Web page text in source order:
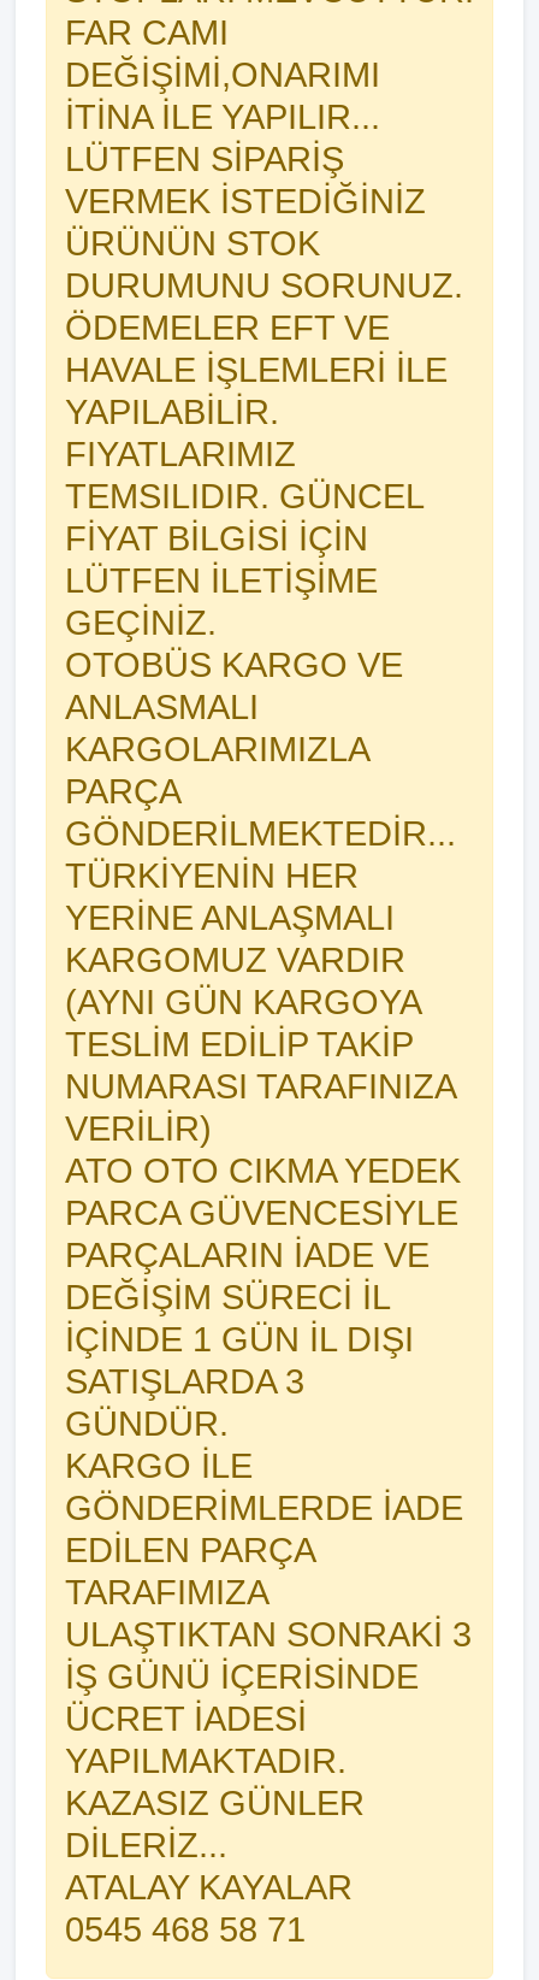
FAR CAMI
DEĞİŞİMİ,ONARIMI
İTİNA İLE YAPILIR...
LÜTFEN SİPARİŞ
VERMEK İSTEDİĞİNİZ
ÜRÜNÜN STOK
DURUMUNU SORUNUZ.
ÖDEMELER EFT VE
HAVALE İŞLEMLERİ İLE
YAPILABİLİR.
FIYATLARIMIZ
TEMSILIDIR. GÜNCEL
FİYAT BİLGİSİ İÇİN
LÜTFEN İLETİŞİME
GEÇİNİZ.
OTOBÜS KARGO VE
ANLASMALI
KARGOLARIMIZLA
PARÇA
GÖNDERİLMEKTEDİR...
TÜRKİYENİN HER
YERİNE ANLAŞMALI
KARGOMUZ VARDIR
(AYNI GÜN KARGOYA
TESLİM EDİLİP TAKİP
NUMARASI TARAFINIZA
VERİLİR)
ATO OTO CIKMA YEDEK
PARCA GÜVENCESİYLE
PARÇALARIN İADE VE
DEĞİŞİM SÜRECİ İL
İÇİNDE 1 GÜN İL DIŞI
SATIŞLARDA 3
GÜNDÜR.
KARGO İLE
GÖNDERİMLERDE İADE
EDİLEN PARÇA
TARAFIMIZA
ULAŞTIKTAN SONRAKİ 3
İŞ GÜNÜ İÇERİSİNDE
ÜCRET İADESİ
YAPILMAKTADIR.
KAZASIZ GÜNLER
DİLERİZ...
ATALAY KAYALAR
0545 468 58 71